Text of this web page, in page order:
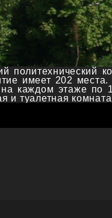
имеет 202
на каждом этаже
и туалетная